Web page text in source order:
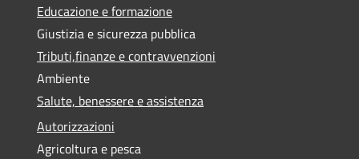
Educazione e formazione
Giustizia e sicurezza pubblica
Tributi,finanze e contravvenzioni
Ambiente
Salute, benessere e assistenza
Autorizzazioni
Agricoltura e pesca